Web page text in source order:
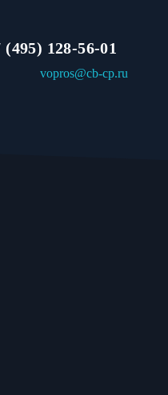
(495) 128-56-01
vopros@cb-cp.ru